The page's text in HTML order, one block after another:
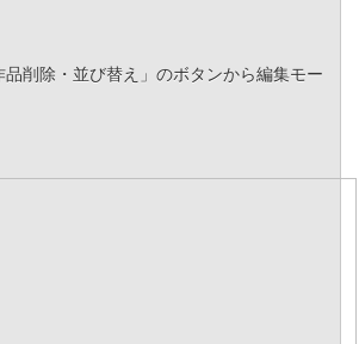
品削除・並び替え」のボタンから編集モー